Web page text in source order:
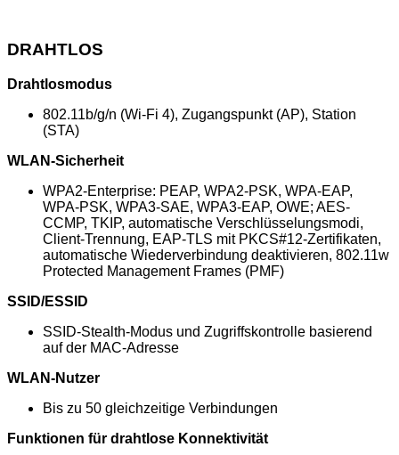
DRAHTLOS
Drahtlosmodus
802.11b/g/n (Wi-Fi 4), Zugangspunkt (AP), Station
(STA)
WLAN-Sicherheit
WPA2-Enterprise: PEAP, WPA2-PSK, WPA-EAP,
WPA-PSK, WPA3-SAE, WPA3-EAP, OWE; AES-
CCMP, TKIP, automatische Verschlüsselungsmodi,
Client-Trennung, EAP-TLS mit PKCS#12-Zertifikaten,
automatische Wiederverbindung deaktivieren, 802.11w
Protected Management Frames (PMF)
SSID/ESSID
SSID-Stealth-Modus und Zugriffskontrolle basierend
auf der MAC-Adresse
WLAN-Nutzer
Bis zu 50 gleichzeitige Verbindungen
Funktionen für drahtlose Konnektivität